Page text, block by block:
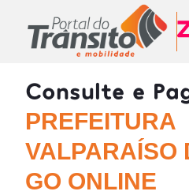
Consulte e
PREFEITURA
VALPARAÍSO
GO ONLINE